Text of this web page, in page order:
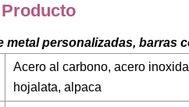
metal personalizadas, barras
Acero al carbono, acero
hojalata, alpaca